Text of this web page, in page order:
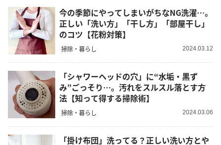
今の季節にやってしまいがちなNG洗濯…。
正しい「洗い方」「干し方」「部屋干し」
のコツ【花粉対策】
掃除・暮らし 2024.03.12
「シャワーヘッドの穴」に“水垢・黒ず
み”ごっそり…。汚れをスルスル落とす方
法【知って得する掃除術】
掃除・暮らし 2024.03.06
「掛け布団」洗ってる？正しい洗い方とや